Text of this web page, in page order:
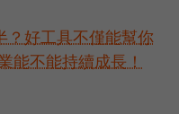
？好工具不僅能幫你
能不能持續成長！